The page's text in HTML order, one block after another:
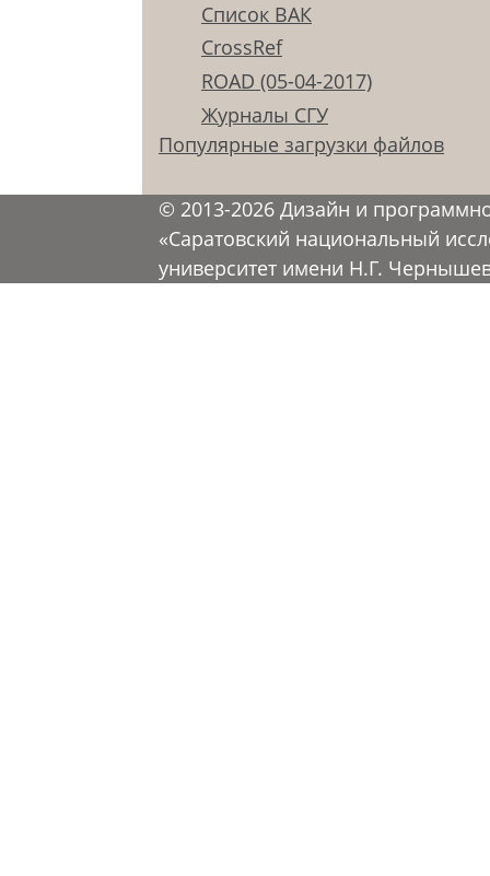
Список ВАК
CrossRef
ROAD (05-04-2017)
Журналы СГУ
Популярные загрузки файлов
© 2013-2026 Дизайн и
«Саратовский национальный
университет имени Н.Г.